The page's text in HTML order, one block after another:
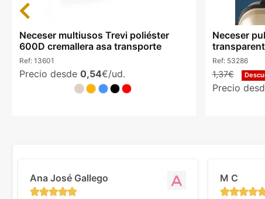
Neceser multiusos Trevi poliéster
600D cremallera asa transporte
Ref: 13601
Precio desde 0,54€/ud.
Neceser
Ref: 53286
1,37€
Precio
Previous
Ana José Gallego M C